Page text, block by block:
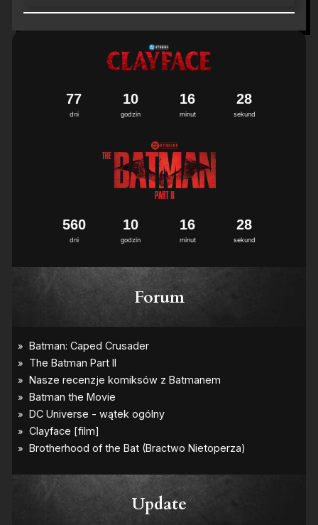
dni
77
godzin
10
minut
16
sekund
27
8
dni
560
godzin
10
minut
16
sekund
27
8
Forum
Update